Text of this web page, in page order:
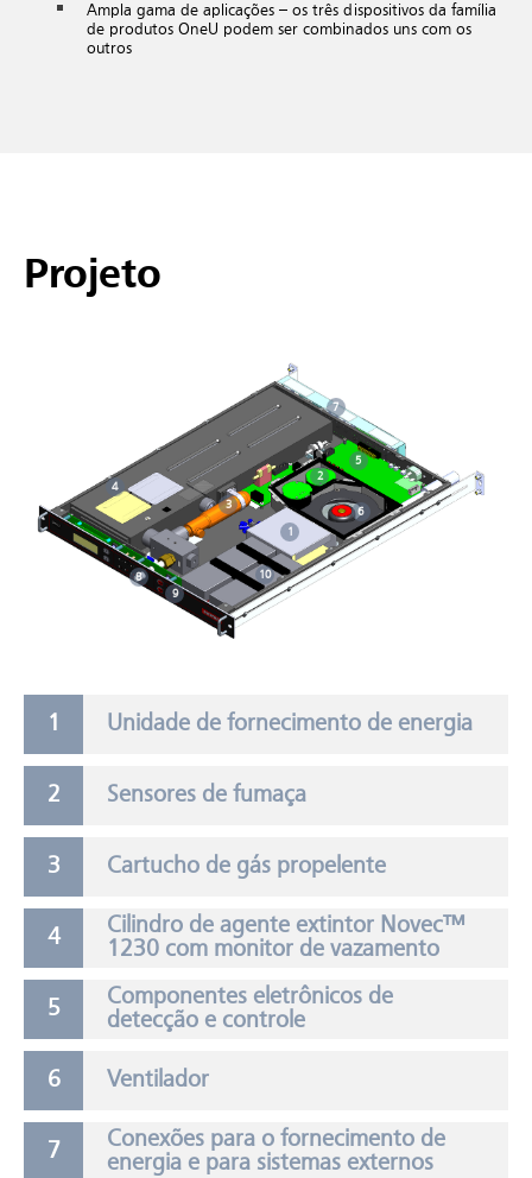
Ampla gama de aplicações – os três dispositivos da família
de produtos OneU podem ser combinados uns com os
outros
Projeto
1
2
3
4
5
6
7
8
9
10
Unidade de fornecimento de energia
Sensores de fumaça
Cartucho de gás propelente
Cilindro de agente extintor Novec™
1230 com monitor de vazamento
Componentes eletrônicos de
detecção e controle
Ventilador
Conexões para o fornecimento de
energia e para sistemas externos